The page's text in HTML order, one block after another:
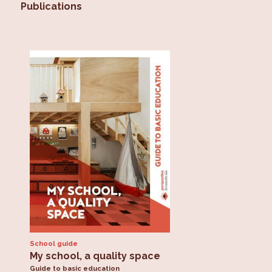
gebied van huisvesting, vrijetijdsbesteding en mobiliteit in
het bijzonder. Tot slot wordt een monitoringsysteem
voor studentenhuisvesting ontwikkeld om vraag en
aanbod te objectiveren.
Publications
School guide
My school, a quality space
Guide to basic education